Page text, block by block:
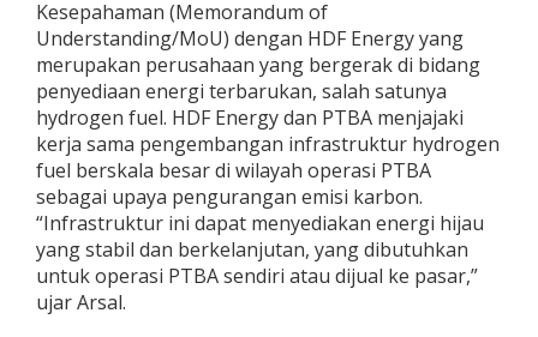
Kesepahaman (Memorandum of
Understanding/MoU) dengan HDF Energy yang
merupakan perusahaan yang bergerak di bidang
penyediaan energi terbarukan, salah satunya
hydrogen fuel. HDF Energy dan PTBA menjajaki
kerja sama pengembangan infrastruktur hydrogen
fuel berskala besar di wilayah operasi PTBA
sebagai upaya pengurangan emisi karbon.
“Infrastruktur ini dapat menyediakan energi hijau
yang stabil dan berkelanjutan, yang dibutuhkan
untuk operasi PTBA sendiri atau dijual ke pasar,”
ujar Arsal.